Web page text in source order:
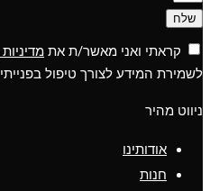
שלח
קראתי ואני מאשר/ת אתמדיניות
לשמירת המידע לצורך טיפול
ניווט מהיר
אודותינו
חנות